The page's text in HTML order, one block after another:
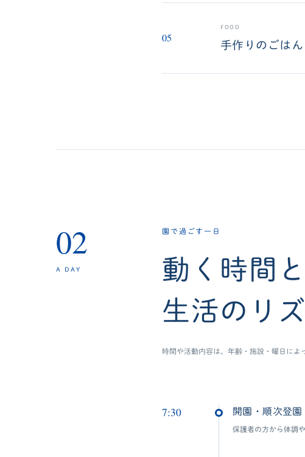
05
FOOD
手作りのごは
02
A DAY
園で過ごす一日
動く時間
生活のリ
時間や活動内容は、年齢・施設・曜日によ
7:30 開園・順次登園
保護者の方から体調